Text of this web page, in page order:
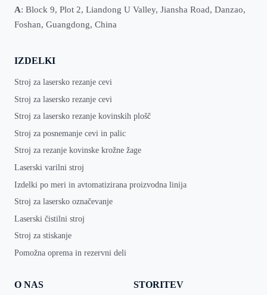
A: Block 9, Plot 2, Liandong U Valley, Jiansha Road, Danzao,
Foshan, Guangdong, China
IZDELKI
Stroj za lasersko rezanje cevi
Stroj za lasersko rezanje cevi
Stroj za lasersko rezanje kovinskih plošč
Stroj za posnemanje cevi in palic
Stroj za rezanje kovinske krožne žage
Laserski varilni stroj
Izdelki po meri in avtomatizirana proizvodna linija
Stroj za lasersko označevanje
Laserski čistilni stroj
Stroj za stiskanje
Pomožna oprema in rezervni deli
O NAS STORITEV